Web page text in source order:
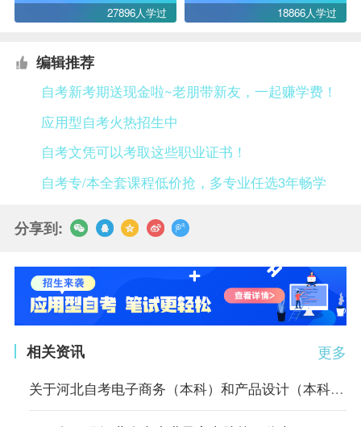
27896人学过 18866人学过
编辑推荐
自考新考期送现金啦~老朋带新友，一起赚学费！
应用型自考火热招生中
自考文凭可以考取这些职业证书！
自考专/本全套课程低价抢，多专业任选3年畅学
分享到:
更多
相关资讯
关于河北自考电子商务（本科）和产品设计（本科）专业调整主考学校的公告